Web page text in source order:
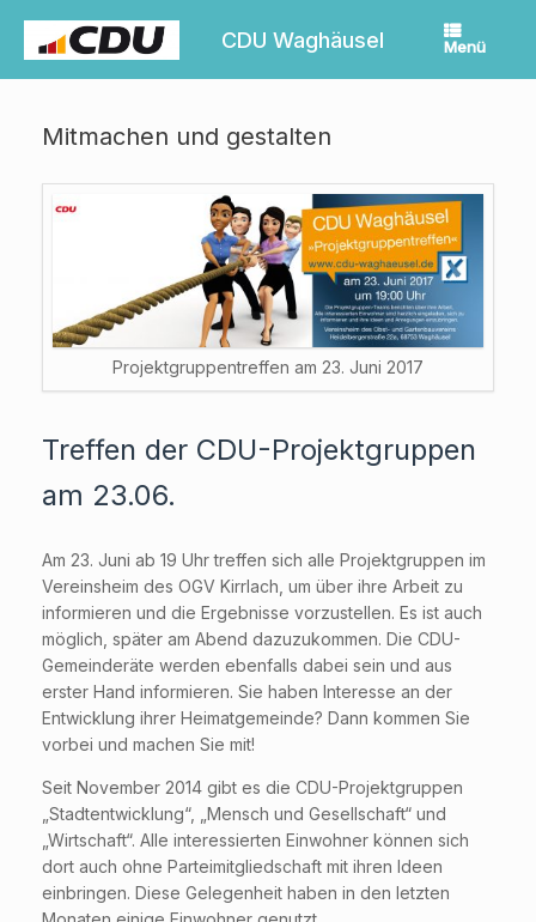
springen
CDU Waghäusel Menü
Mitmachen und gestalten
Projektgruppentreffen am 23. Juni 2017
Treffen der CDU-Projektgruppen
am 23.06.
Am 23. Juni ab 19 Uhr treffen sich alle Projektgruppen im
Vereinsheim des OGV Kirrlach, um über ihre Arbeit zu
informieren und die Ergebnisse vorzustellen. Es ist auch
möglich, später am Abend dazuzukommen. Die CDU-
Gemeinderäte werden ebenfalls dabei sein und aus
erster Hand informieren. Sie haben Interesse an der
Entwicklung ihrer Heimatgemeinde? Dann kommen Sie
vorbei und machen Sie mit!
Seit November 2014 gibt es die CDU-Projektgruppen
„Stadtentwicklung“, „Mensch und Gesellschaft“ und
„Wirtschaft“. Alle interessierten Einwohner können sich
dort auch ohne Parteimitgliedschaft mit ihren Ideen
einbringen. Diese Gelegenheit haben in den letzten